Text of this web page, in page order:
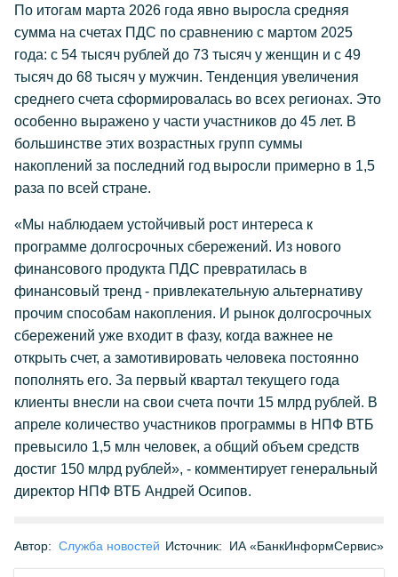
По итогам марта 2026 года явно выросла средняя
сумма на счетах ПДС по сравнению с мартом 2025
года: с 54 тысяч рублей до 73 тысяч у женщин и с 49
тысяч до 68 тысяч у мужчин. Тенденция увеличения
среднего счета сформировалась во всех регионах. Это
особенно выражено у части участников до 45 лет. В
большинстве этих возрастных групп суммы
накоплений за последний год выросли примерно в 1,5
раза по всей стране.
«Мы наблюдаем устойчивый рост интереса к
программе долгосрочных сбережений. Из нового
финансового продукта ПДС превратилась в
финансовый тренд - привлекательную альтернативу
прочим способам накопления. И рынок долгосрочных
сбережений уже входит в фазу, когда важнее не
открыть счет, а замотивировать человека постоянно
пополнять его. За первый квартал текущего года
клиенты внесли на свои счета почти 15 млрд рублей. В
апреле количество участников программы в НПФ ВТБ
превысило 1,5 млн человек, а общий объем средств
достиг 150 млрд рублей», - комментирует генеральный
директор НПФ ВТБ Андрей Осипов.
Автор: Служба новостей Источник: ИА «БанкИнформСервис»